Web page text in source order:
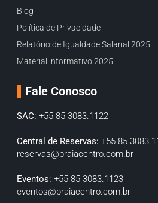
Blog
Política de Privacidade
Relatório de Igualdade Salarial 2025
Material informativo 2025
Fale Conosco
SAC: +55 85 3083.1122
Central de Reservas: +55 85
reservas@praiacentro.com.br
Eventos: +55 85 3083.1123
eventos@praiacentro.com.br